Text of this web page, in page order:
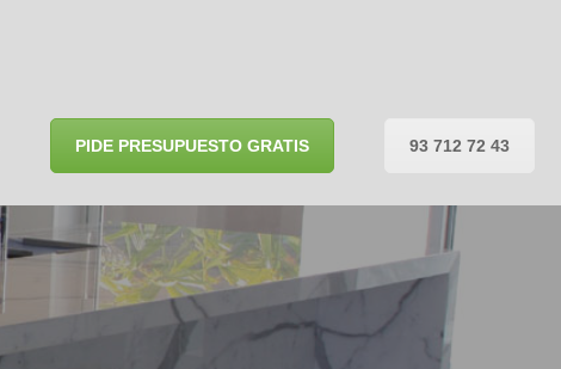
PIDE PRESUPUESTO GRATIS 93 712 72 43